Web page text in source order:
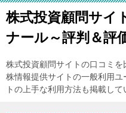
株式投資顧問サイ
ナール～評判＆評
株式投資顧問サイトの口コミ
株情報提供サイトの一般利用
トの上手な利用方法も掲載して